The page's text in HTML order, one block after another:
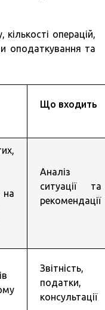
операцій,
оподаткування та
Що входить
на
Аналіз
ситуації та
рекомендації
Звітність,
податки,
консультації